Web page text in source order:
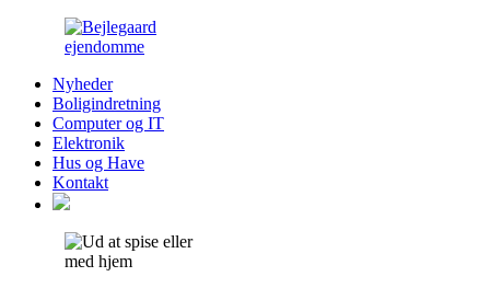
Nyheder
Boligindretning
Computer og IT
Elektronik
Hus og Have
Kontakt